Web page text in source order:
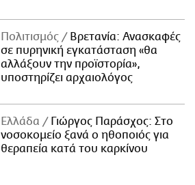
Πολιτισμός
Βρετανία: Ανασκαφές
σε πυρηνική εγκατάσταση «θα
αλλάξουν την προϊστορία»,
υποστηρίζει αρχαιολόγος
Ελλάδα
Γιώργος Παράσχος: Στο
νοσοκομείο ξανά ο ηθοποιός για
θεραπεία κατά του καρκίνου